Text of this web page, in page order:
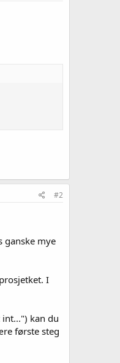
#2
ganske mye
I
kan du
første steg